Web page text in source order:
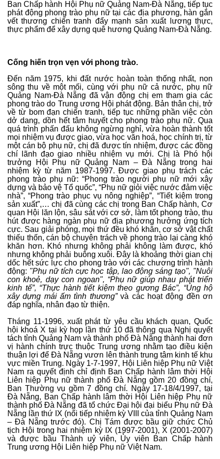
Ban Chấp hành Hội Phụ nữ Quảng Nam-Đà Nẵng, tiếp tục
phát động phong trào phụ nữ tại các địa phương, hàn gắn
vết thương chiến tranh đẩy mạnh sản xuất lương thực,
thực phẩm để xây dựng quê hương Quảng Nam-Đà Nẵng.
Cống hiến trọn vẹn với phong trào.
Đến năm 1975, khi đất nước hoàn toàn thống nhất, non
sông thu về một mối, cùng với phụ nữ cả nước, phụ nữ
Quảng Nam-Đà Nẵng đã vận động chị em tham gia các
phong trào do Trung ương Hội phát động. Bản thân chị, trở
về từ bom đạn chiến tranh, tiếp tục những phần việc còn
dở dang, dồn hết tâm huyết cho phong trào phụ nữ. Qua
quá trình phấn đấu không ngừng nghỉ, vừa hoàn thành tốt
mọi nhiệm vụ được giao, vừa học văn hoá, học chính trị, từ
một cán bộ phụ nữ, chị đã được tín nhiệm, được các đồng
chí lãnh đạo giao nhiều nhiệm vụ mới. Chị là Phó hội
trưởng Hội Phụ nữ Quảng Nam – Đà Nẵng trong hai
nhiệm kỳ từ năm 1987-1997. Được giao phụ trách các
phong trào phụ nữ: “Phong trào người phụ nữ mới xây
dựng và bảo vệ Tổ quốc”, “Phụ nữ giỏi việc nước đảm việc
nhà”, “Phong trào phục vụ nông nghiệp”, “Tiết kiệm trong
sản xuất”,… chị đã cùng các chị trong Ban Chấp hành, Cơ
quan Hội lăn lộn, sâu sát với cơ sở, làm tốt phong trào, thu
hút được hàng ngàn phụ nữ địa phương hưởng ứng tích
cực. Sau giải phóng, mọi thứ đều khó khăn, cơ sở vật chất
thiếu thốn, cán bộ chuyên trách về phong trào lại càng khó
khăn hơn. Khó nhưng không phải không làm được, khó
nhưng không phải buông xuôi. Đây là khoảng thời gian chị
dốc hết sức lực cho phong trào với các chương trình hành
động: "Phụ nữ tích cực học tập, lao động sáng tạo", "Nuôi
con khoẻ, dạy con ngoan", “Phụ nữ giúp nhau phát triển
kinh tế”, “Thực hành tiết kiệm theo gương Bác”, “Ủng hộ
xây dựng mái ấm tình thương”và các hoạt động đền ơn
đáp nghĩa, nhân đạo từ thiện.
Tháng 11-1996, xuất phát từ yêu cầu khách quan, Quốc
hội khoá X tại kỳ họp lần thứ 10 đã thông qua Nghị quyết
tách tỉnh Quảng Nam và thành phố Đà Nẵng thành hai đơn
vị hành chính trực thuộc Trung ương nhằm tạo điều kiện
thuận lợi để Đà Nẵng vươn lên thành trung tâm kinh tế khu
vực miền Trung. Ngày 1-7-1997, Hội Liên hiệp Phụ nữ Việt
Nam ra quyết định chỉ định Ban Chấp hành lâm thời Hội
Liên hiệp Phụ nữ thành phố Đà Nẵng gồm 20 đồng chí,
Ban Thường vụ gồm 7 đồng chí. Ngày 17-18/4/1997, tại
Đà Nẵng, Ban Chấp hành lâm thời Hội Liên hiệp Phụ nữ
thành phố Đà Nẵng đã tổ chức Đại hội đại biểu Phụ nữ Đà
Nẵng lần thứ IX (nối tiếp nhiệm kỳ VIII của tỉnh Quảng Nam
– Đà Nẵng trước đó). Chị Tám được bầu giữ chức Chủ
tịch Hội trong hai nhiệm kỳ IX (1997-2001), X (2001-2007)
và được bầu Thành uỷ viên, Ủy viên Ban Chấp hành
Trung ương Hội Liên hiệp Phụ nữ Việt Nam.